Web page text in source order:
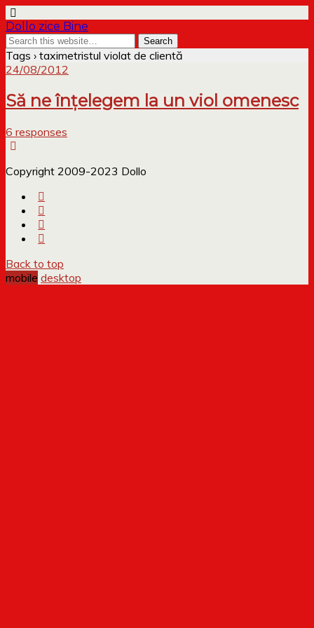
Dollo zice Bine
Tags › taximetristul violat de clientă
24/08/2012
Să ne înțelegem la un viol omenesc
6 responses
Copyright 2009-2023 Dollo
Back to top
mobile desktop